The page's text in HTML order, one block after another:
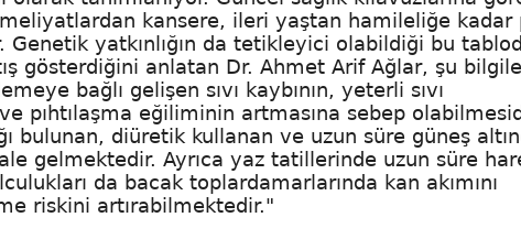
kansere, ileri yaştan hamileliğe kadar
Genetik yatkınlığın da tetikleyici olabildiği bu
gösterdiğini anlatan Dr. Ahmet Arif Ağlar, şu
bağlı gelişen sıvı kaybının, yeterli sıvı
pıhtılaşma eğiliminin artmasına sebep
bulunan, diüretik kullanan ve uzun süre güneş
gelmektedir. Ayrıca yaz tatillerinde uzun süre
da bacak toplardamarlarında kan akımını
riskini artırabilmektedir."